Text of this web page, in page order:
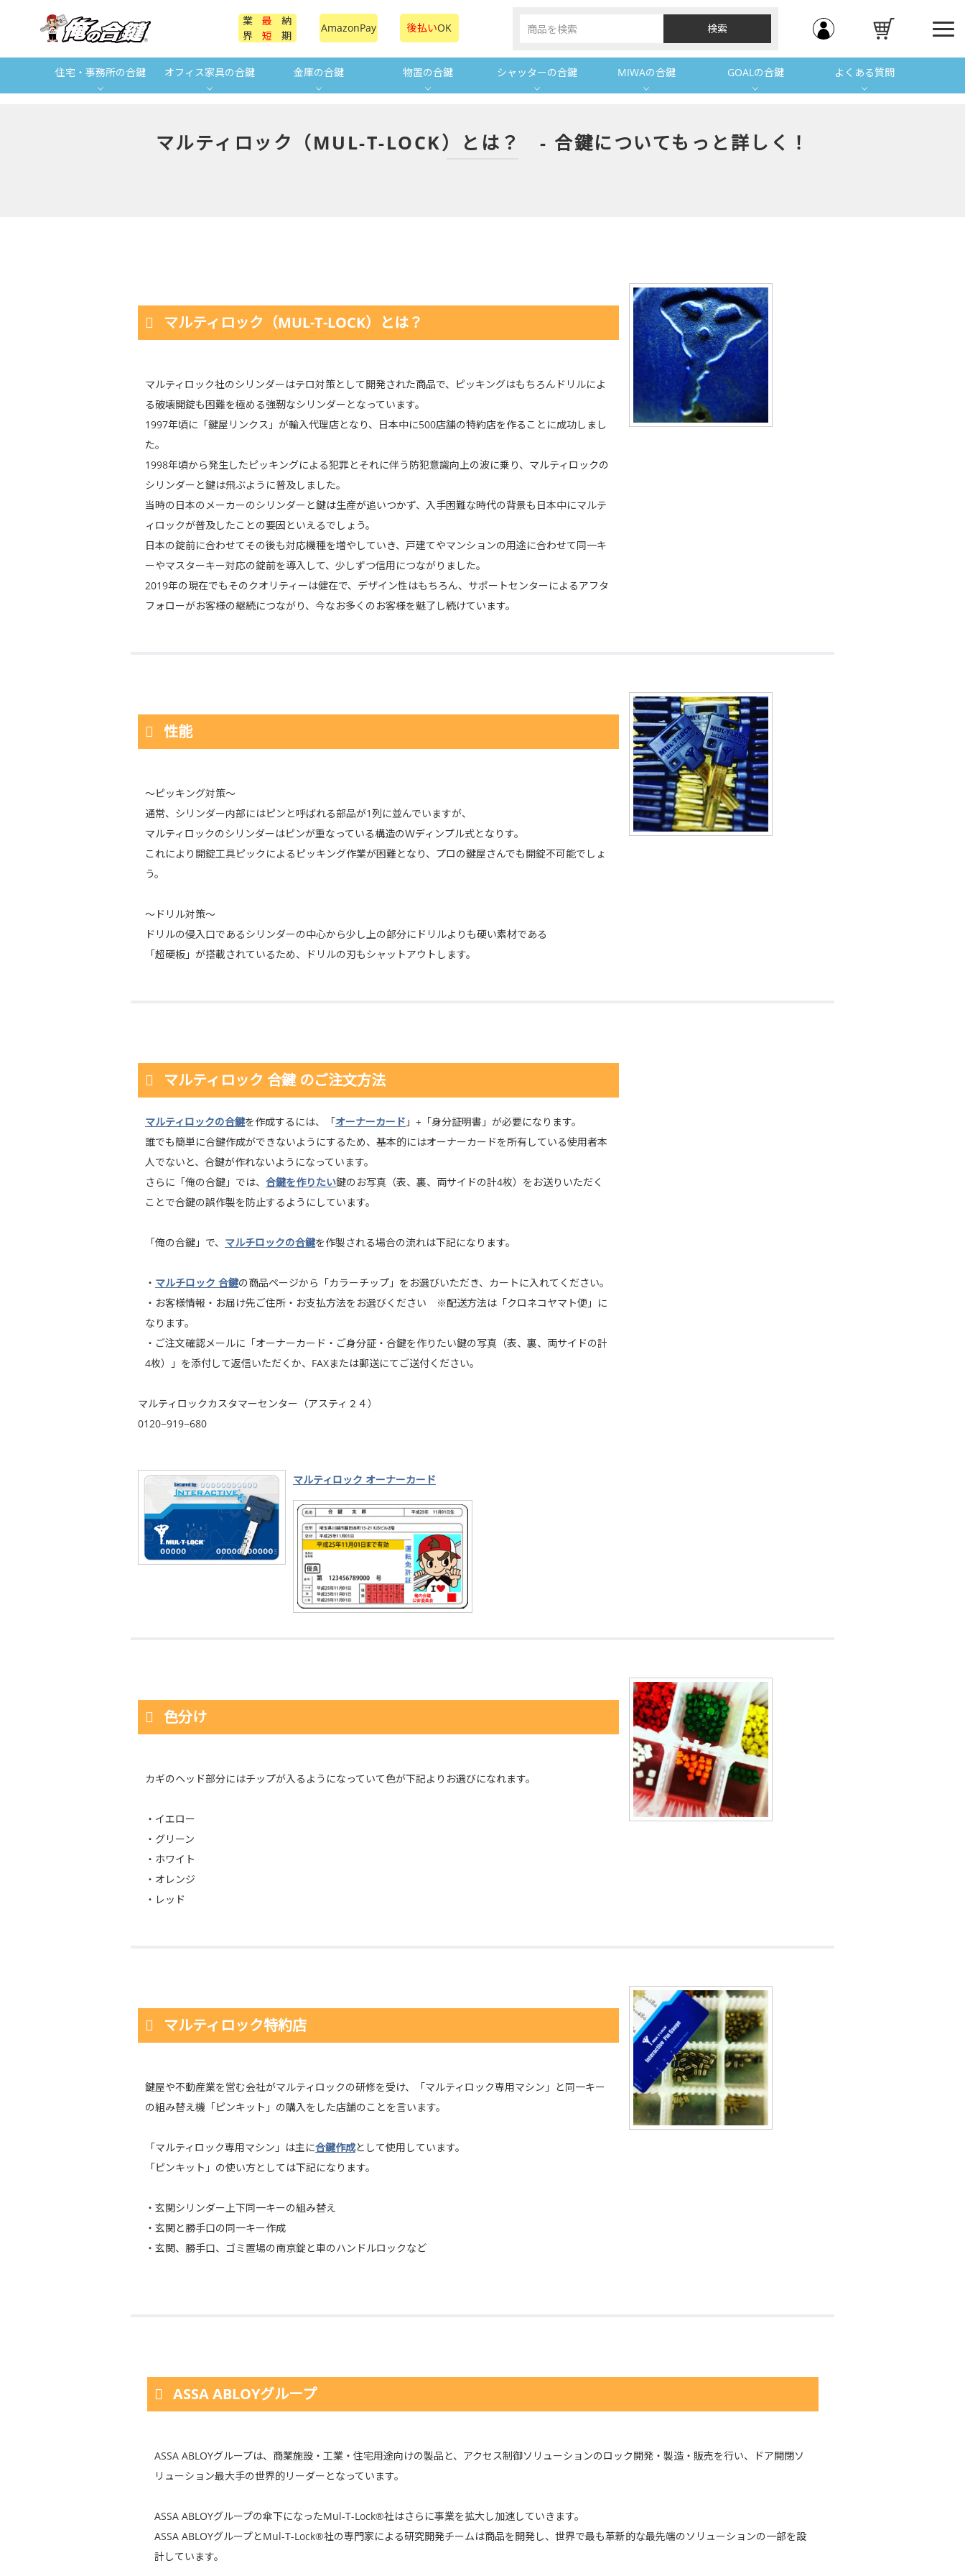
業
界
最
短
納
期
AmazonPay 後払いOK
住宅・事務所の合鍵 オフィス家具の合鍵 金庫の合鍵 物置の合鍵 シャッターの合鍵 MIWAの合鍵 GOALの合鍵 よくある質問
マルティロック（MUL-T-LOCK）とは？ - 合鍵についてもっと詳しく！
マルティロック（MUL-T-LOCK）とは？
マルティロック社のシリンダーはテロ対策として開発された商品で、ピッキングはもちろんドリルによ
る破壊開錠も困難を極める強靭なシリンダーとなっています。
1997年頃に「鍵屋リンクス」が輸入代理店となり、日本中に500店舗の特約店を作ることに成功しまし
た。
1998年頃から発生したピッキングによる犯罪とそれに伴う防犯意識向上の波に乗り、マルティロックの
シリンダーと鍵は飛ぶように普及しました。
当時の日本のメーカーのシリンダーと鍵は生産が追いつかず、入手困難な時代の背景も日本中にマルテ
ィロックが普及したことの要因といえるでしょう。
日本の錠前に合わせてその後も対応機種を増やしていき、戸建てやマンションの用途に合わせて同一キ
ーやマスターキー対応の錠前を導入して、少しずつ信用につながりました。
2019年の現在でもそのクオリティーは健在で、デザイン性はもちろん、サポートセンターによるアフタ
フォローがお客様の継続につながり、今なお多くのお客様を魅了し続けています。
性能
～ピッキング対策～
通常、シリンダー内部にはピンと呼ばれる部品が1列に並んでいますが、
マルティロックのシリンダーはピンが重なっている構造のＷディンプル式となりす。
これにより開錠工具ピックによるピッキング作業が困難となり、プロの鍵屋さんでも開錠不可能でしょ
う。
～ドリル対策～
ドリルの侵入口であるシリンダーの中心から少し上の部分にドリルよりも硬い素材である
「超硬板」が搭載されているため、ドリルの刃もシャットアウトします。
マルティロック 合鍵 のご注文方法
マルティロックの合鍵を作成するには、「オーナーカード 」+「身分証明書」が必要になります。
誰でも簡単に合鍵作成ができないようにするため、基本的にはオーナーカードを所有している使用者本
人でないと、合鍵が作れないようになっています。
さらに「俺の合鍵」では、 合鍵を作りたい鍵のお写真（表、裏、両サイドの計4枚）をお送りいただく
ことで合鍵の誤作製を防止するようにしています。
「俺の合鍵」で、 マルチロックの合鍵を作製される場合の流れは下記になります。
・ マルチロック 合鍵の商品ページから「カラーチップ」をお選びいただき、カートに入れてください。
・お客様情報・お届け先ご住所・お支払方法をお選びください ※配送方法は「クロネコヤマト便」に
なります。
・ご注文確認メールに「オーナーカード・ご身分証・合鍵を作りたい鍵の写真（表、裏、両サイドの計
4枚）」を添付して返信いただくか、FAXまたは郵送にてご送付ください。
マルティロックカスタマーセンター（アスティ２４）
0120−919−680
マルティロック オーナーカード
色分け
カギのヘッド部分にはチップが入るようになっていて色が下記よりお選びになれます。
・イエロー
・グリーン
・ホワイト
・オレンジ
・レッド
マルティロック特約店
鍵屋や不動産業を営む会社がマルティロックの研修を受け、「マルティロック専用マシン」と同一キー
の組み替え機「ピンキット」の購入をした店舗のことを言います。
「マルティロック専用マシン」は主に合鍵作成として使用しています。
「ピンキット」の使い方としては下記になります。
・玄関シリンダー上下同一キーの組み替え
・玄関と勝手口の同一キー作成
・玄関、勝手口、ゴミ置場の南京錠と車のハンドルロックなど
ASSA ABLOYグループ
ASSA ABLOYグループは、商業施設・工業・住宅用途向けの製品と、アクセス制御ソリューションのロック開発・製造・販売を行い、ドア開閉ソ
リューション最大手の世界的リーダーとなっています。
ASSA ABLOYグループの傘下になったMul-T-Lock®社はさらに事業を拡大し加速していきます。
ASSA ABLOYグループとMul-T-Lock®社の専門家による研究開発チームは商品を開発し、世界で最も革新的な最先端のソリューションの一部を設
計しています。